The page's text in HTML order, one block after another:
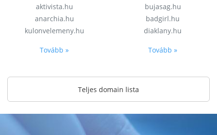
aktivista.hu
anarchia.hu
kulonvelemeny.hu
Tovább »
bujasag.hu
badgirl.hu
diaklany.hu
Tovább »
Teljes domain lista